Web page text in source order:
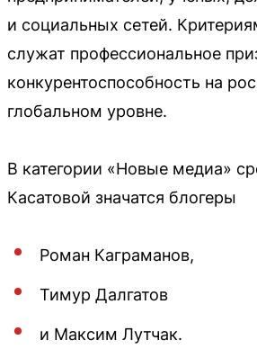
и социальных сетей.
служат профессиональное
конкурентоспособность на
глобальном уровне.
В категории «Новые медиа»
Касатовой значатся блогеры
Роман Каграманов,
Тимур Далгатов
и Максим Лутчак.